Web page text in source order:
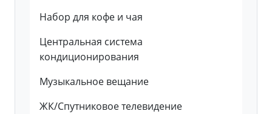
Набор для кофе и чая
Центральная система
кондиционирования
Музыкальное вещание
ЖК/Спутниковое телевидение